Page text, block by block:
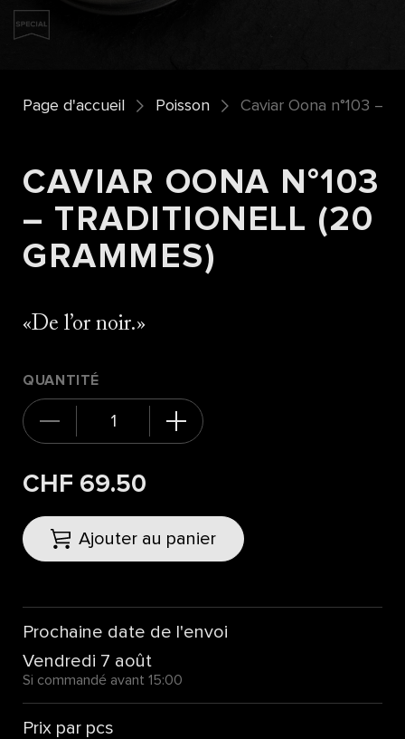
Page d'accueil Poisson Caviar Oona n°103 –
CAVIAR OONA N°103
– TRADITIONELL (20
GRAMMES)
De l’or noir.
QUANTITÉ
CHF 69.50
Ajouter au panier
Prochaine date de l'envoi
Vendredi 7 août
Si commandé avant 15:00
Prix par pcs